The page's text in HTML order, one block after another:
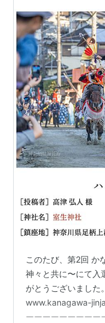
このたび、第2回 か
神々と共に〜にて入
がとうございました
www.kanagawa-
ーーーーーーーー